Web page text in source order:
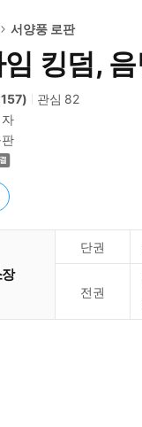
서양풍 로판
킹덤,
157) 관심 82
장
단권
전권